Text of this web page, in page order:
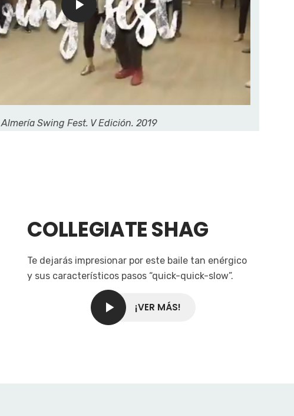
Almería Swing Fest. V Edición. 2019
COLLEGIATE SHAG
Te dejarás impresionar por este baile tan enérgico
y sus característicos pasos “quick-quick-slow”.
¡VER MÁS!